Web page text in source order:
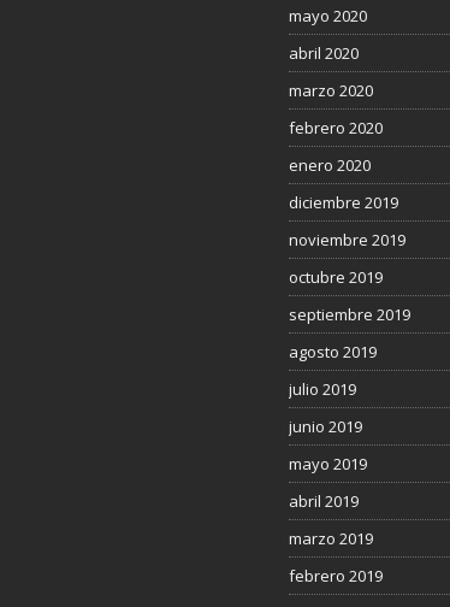
mayo 2020
abril 2020
marzo 2020
febrero 2020
enero 2020
diciembre 2019
noviembre 2019
octubre 2019
septiembre 2019
agosto 2019
julio 2019
junio 2019
mayo 2019
abril 2019
marzo 2019
febrero 2019